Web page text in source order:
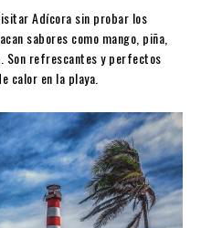
Adícora sin probar los
sabores como mango, piña,
Son refrescantes y perfectos
calor en la playa.